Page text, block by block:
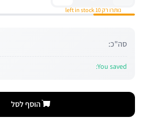
נותרו רק 10 left in stock
סה"כ:
You saved:
הוסף לסל